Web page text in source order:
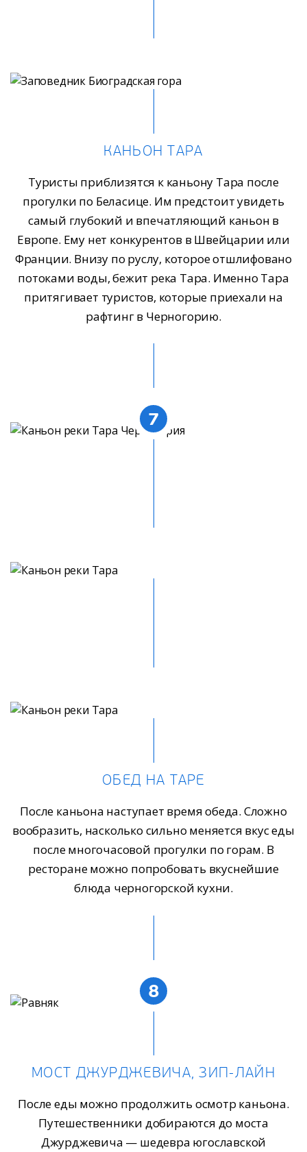
КАНЬОН ТАРА
Туристы приблизятся к каньону Тара после
прогулки по Беласице. Им предстоит увидеть
самый глубокий и впечатляющий каньон в
Европе. Ему нет конкурентов в Швейцарии или
Франции. Внизу по руслу, которое отшлифовано
потоками воды, бежит река Тара. Именно Тара
притягивает туристов, которые приехали на
рафтинг в Черногорию.
7
ОБЕД НА ТАРЕ
После каньона наступает время обеда. Сложно
вообразить, насколько сильно меняется вкус еды
после многочасовой прогулки по горам. В
ресторане можно попробовать вкуснейшие
блюда черногорской кухни.
8
МОСТ ДЖУРДЖЕВИЧА, ЗИП-ЛАЙН
После еды можно продолжить осмотр каньона.
Путешественники добираются до моста
Джурджевича — шедевра югославской